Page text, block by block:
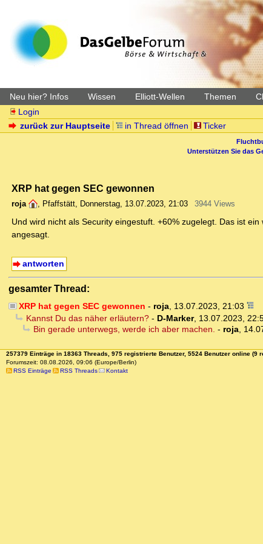
Neu hier? Infos Wissen Elliott-Wellen Themen
Login
zurück zur Hauptseite
in Thread öffnen Ticker
Unterstützen Sie das
XRP hat gegen SEC gewonnen
roja , Pfaffstätt, Donnerstag, 13.07.2023, 21:03 3944 Views
Und wird nicht als Security eingestuft. +60% zugelegt. Das ist
angesagt.
antworten
gesamter Thread:
XRP hat gegen SEC gewonnen - roja, 13.07.2023, 21:03
Kannst Du das näher erläutern?- D-Marker, 13.07.2023,
Bin gerade unterwegs, werde ich aber machen. - roja,
257379 Einträge in 18363 Threads, 975 registrierte Benutzer, 5524 Benutzer online (9
Forumszeit: 08.08.2026, 09:06 (Europe/Berlin)
RSS Einträge
RSS Threads Kontakt